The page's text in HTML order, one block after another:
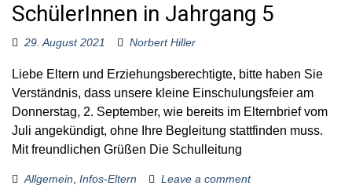
SchülerInnen in Jahrgang 5
29. August 2021 Norbert Hiller
Liebe Eltern und Erziehungsberechtigte, bitte haben Sie
Verständnis, dass unsere kleine Einschulungsfeier am
Donnerstag, 2. September, wie bereits im Elternbrief vom
Juli angekündigt, ohne Ihre Begleitung stattfinden muss.
Mit freundlichen Grüßen Die Schulleitung
Allgemein Infos-Eltern Leave a comment